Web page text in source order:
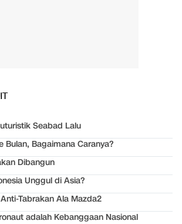
Seabad Lalu
Bulan, Bagaimana Caranya?
Dibangun
Unggul di Asia?
Tabrakan Ala Mazda2
adalah Kebanggaan Nasional